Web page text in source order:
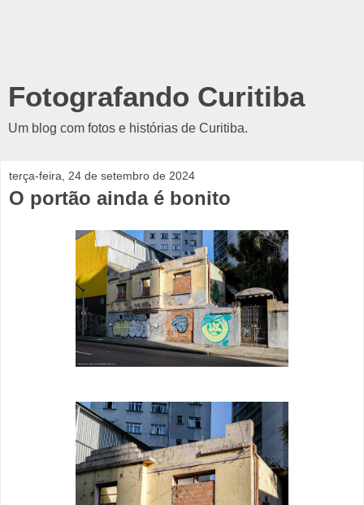
Fotografando Curitiba
Um blog com fotos e histórias de Curitiba.
terça-feira, 24 de setembro de 2024
O portão ainda é bonito